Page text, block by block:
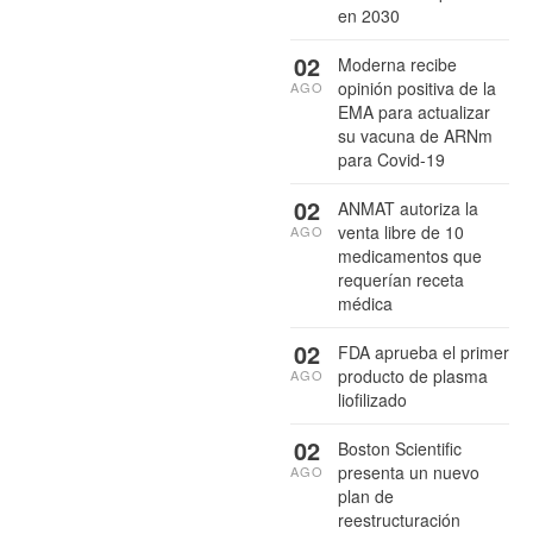
en 2030
Moderna recibe
opinión positiva de la
EMA para actualizar
su vacuna de ARNm
para Covid-19
02
AGO
ANMAT autoriza la
venta libre de 10
medicamentos que
requerían receta
médica
02
AGO
FDA aprueba el primer
producto de plasma
liofilizado
02
AGO
Boston Scientific
presenta un nuevo
plan de
reestructuración
02
AGO